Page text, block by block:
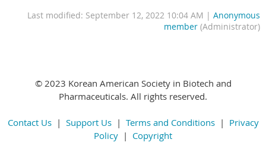
Last modified: September 12, 2022 10:04 AM | Anonymous
member (Administrator)
© 2023 Korean American Society in Biotech and
Pharmaceuticals. All rights reserved.
Contact Us| Support Us| Terms and Conditions| Privacy
Policy | Copyright